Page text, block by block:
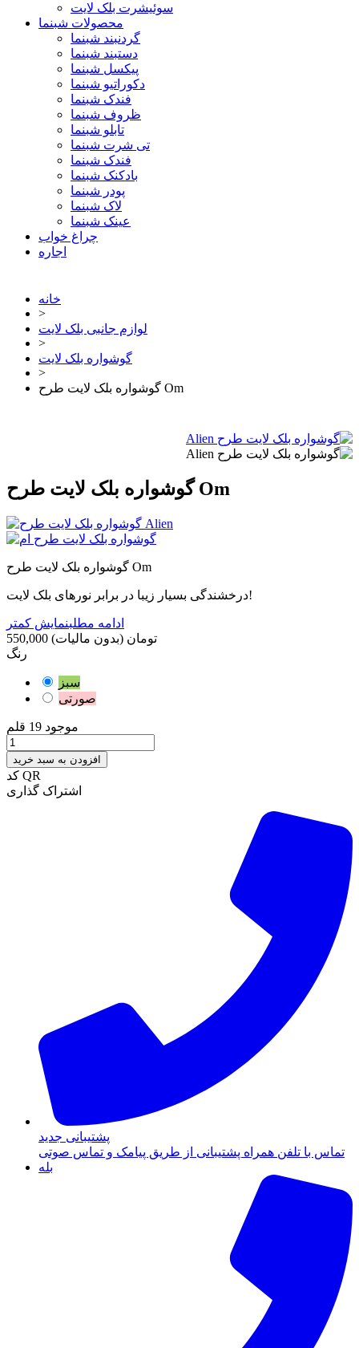
سوئیشرت بلک لایت
محصولات شبنما
گردنبند شبنما
دستبند شبنما
پیکسل شبنما
دکوراتیو شبنما
فندک شبنما
ظروف شبنما
تابلو شبنما
تی شرت شبنما
فندک شبنما
بادکنک شبنما
پودر شبنما
لاک شبنما
عینک شبنما
چراغ خواب
اجاره
خانه
>
لوازم جانبی بلک لایت
>
گوشواره بلک لایت
>
گوشواره بلک لایت طرح Om
گوشواره بلک لایت طرح Om
گوشواره بلک لایت طرح Om
درخشندگی بسیار زیبا در برابر نورهای بلک لایت!
ادامه مطلبنمایش کمتر
550,000 تومان (بدون مالیات)
رنگ
سبز
صورتی
موجود 19 قلم
افزودن به سبد خرید
کد QR
اشتراک گذاری
پشتیبانی جدید
تماس با تلفن همراه پشتیبانی از طریق پیامک و تماس صوتی
بله